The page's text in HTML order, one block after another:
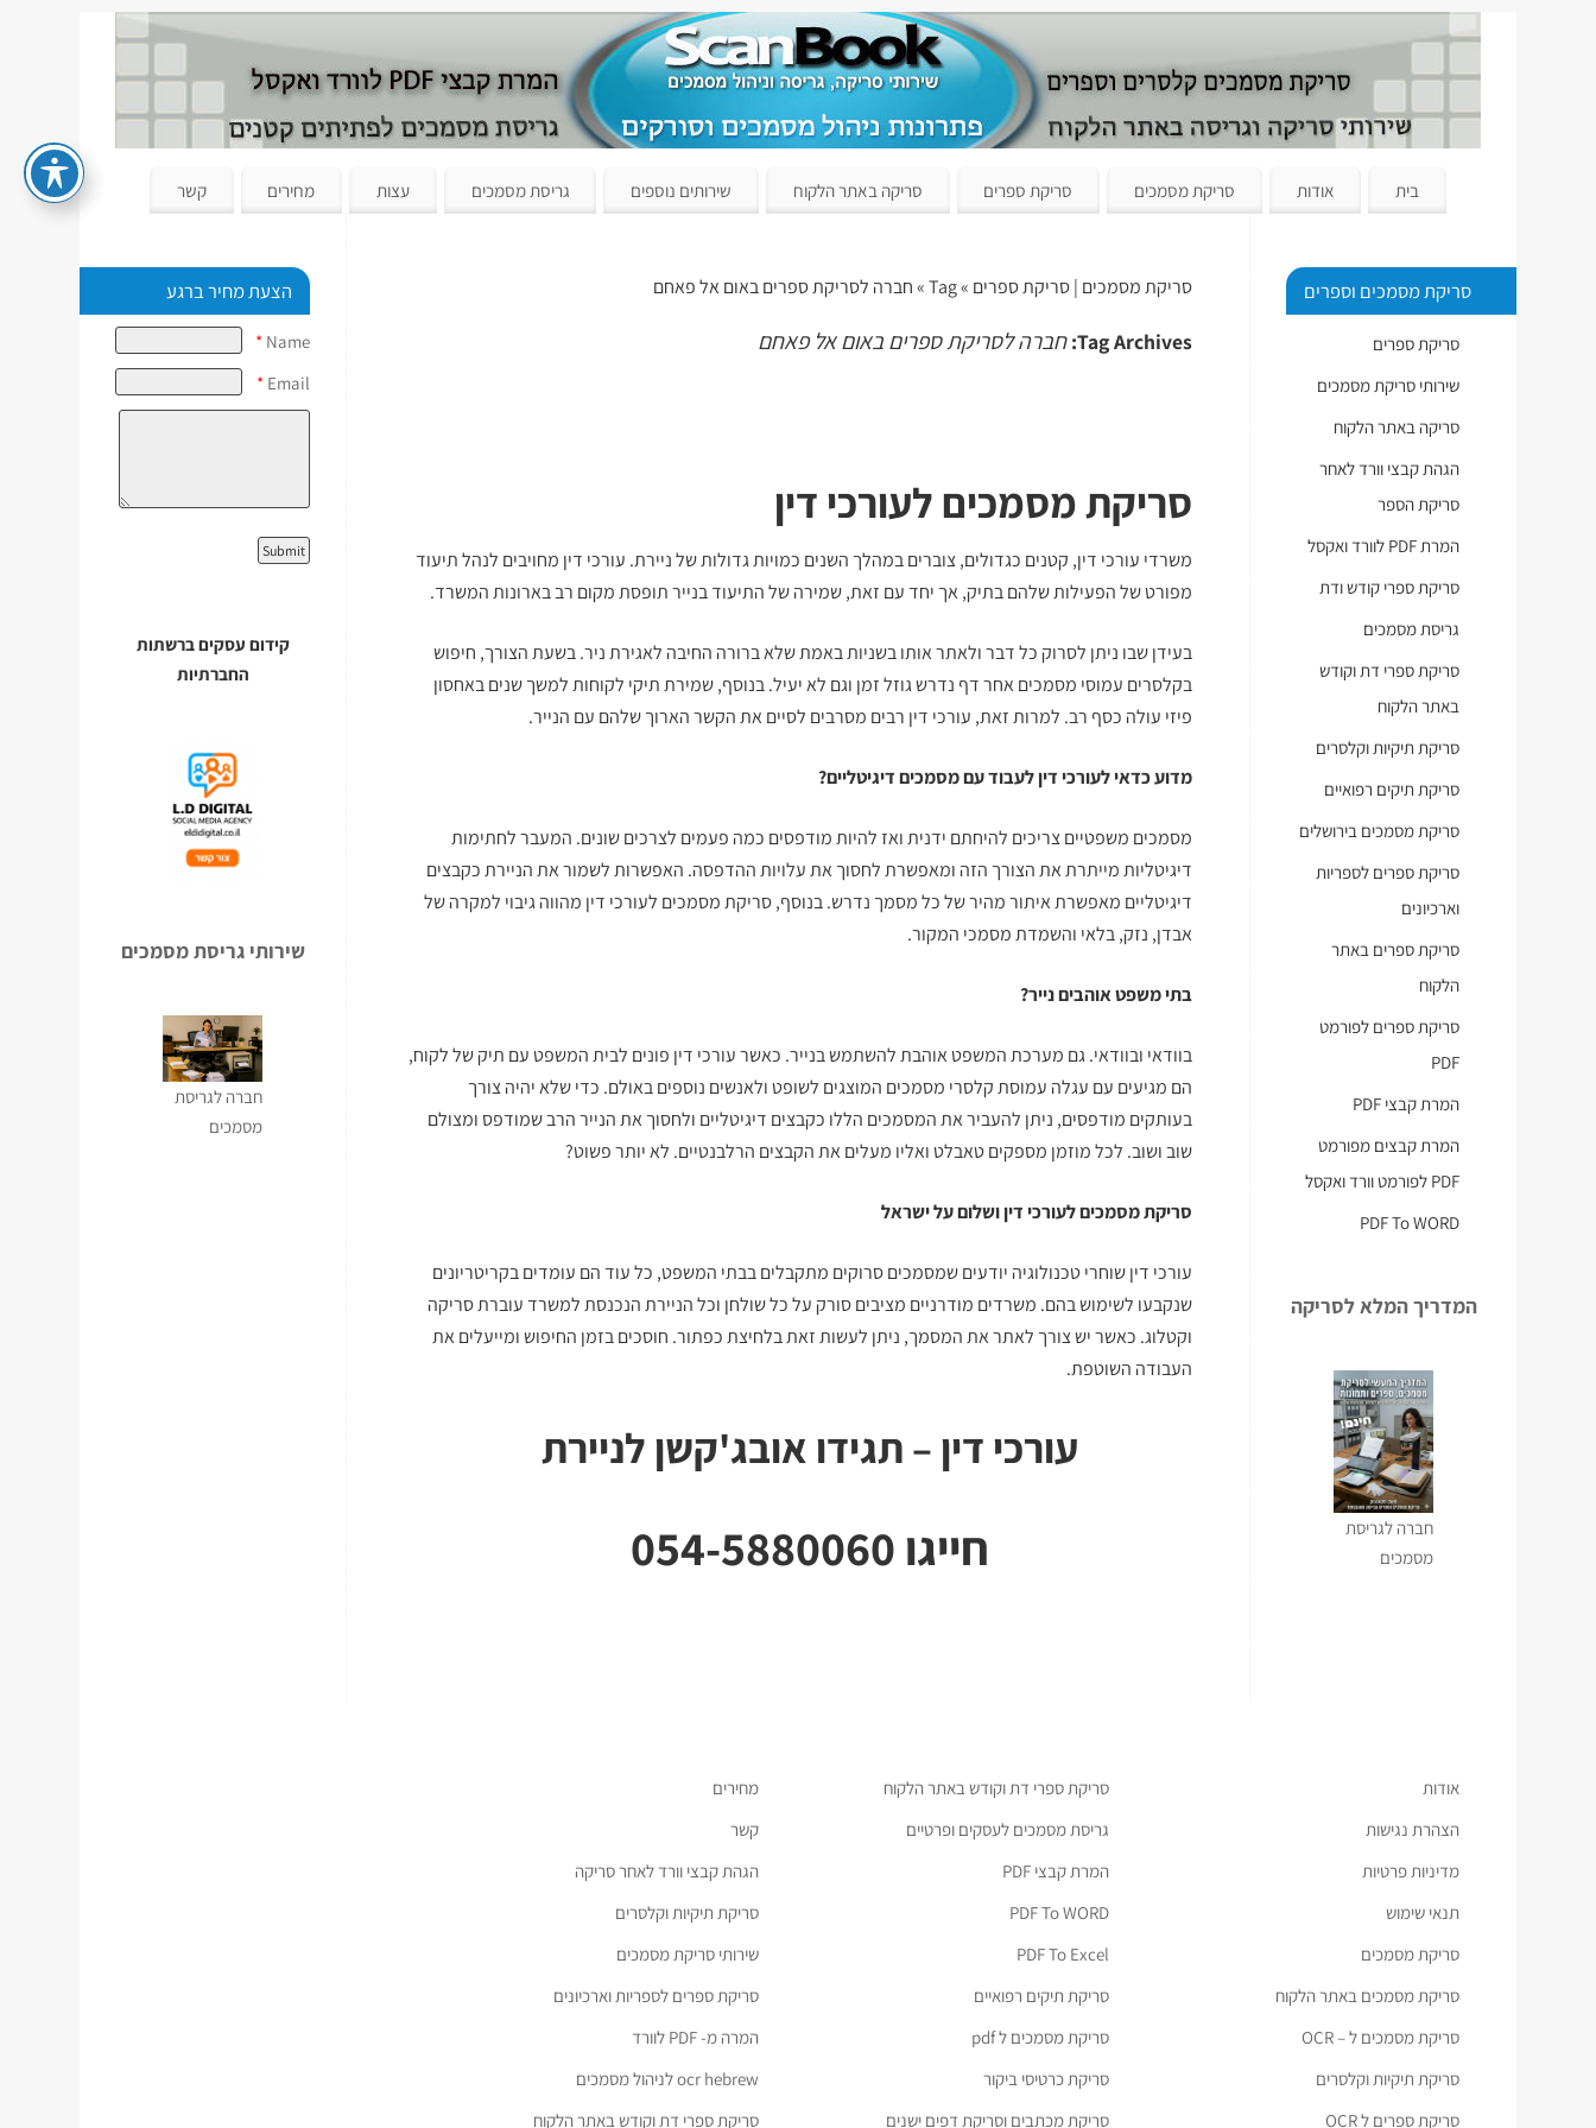
בית אודות סריקת מסמכים סריקת ספרים סריקה באתר הלקוח שירותים נוספים גריסת מסמכים עצות מחירים קשר
סריקת מסמכים | סריקת ספרים » Tag » חברה לסריקת ספרים באום אל פאחם
Tag Archives: חברה לסריקת ספרים באום אל פאחם
סריקת מסמכים לעורכי דין
משרדי עורכי דין, קטנים כגדולים, צוברים במהלך השנים כמויות גדולות של ניירת. עורכי דין מחויבים לנהל תיעוד
מפורט של הפעילות שלהם בתיק, אך יחד עם זאת, שמירה של התיעוד בנייר תופסת מקום רב בארונות המשרד.
בעידן שבו ניתן לסרוק כל דבר ולאתר אותו בשניות באמת שלא ברורה החיבה לאגירת ניר. בשעת הצורך, חיפוש
בקלסרים עמוסי מסמכים אחר דף נדרש גוזל זמן וגם לא יעיל. בנוסף, שמירת תיקי לקוחות למשך שנים באחסון
פיזי עולה כסף רב. למרות זאת, עורכי דין רבים מסרבים לסיים את הקשר הארוך שלהם עם הנייר.
מדוע כדאי לעורכי דין לעבוד עם מסמכים דיגיטליים?
מסמכים משפטיים צריכים להיחתם ידנית ואז להיות מודפסים כמה פעמים לצרכים שונים. המעבר לחתימות
דיגיטליות מייתרת את הצורך הזה ומאפשרת לחסוך את עלויות ההדפסה. האפשרות לשמור את הניירת כקבצים
דיגיטליים מאפשרת איתור מהיר של כל מסמך נדרש. בנוסף,סריקת מסמכים לעורכי דין מהווה גיבוי למקרה של
אבדן, נזק, בלאי והשמדת מסמכי המקור.
בתי משפט אוהבים נייר?
בוודאי ובוודאי. גם מערכת המשפט אוהבת להשתמש בנייר. כאשר עורכי דין פונים לבית המשפט עם תיק של לקוח,
הם מגיעים עם עגלה עמוסת קלסרי מסמכים המוצגים לשופט ולאנשים נוספים באולם. כדי שלא יהיה צורך
בעותקים מודפסים, ניתן להעביר את המסמכים הללו כקבצים דיגיטליים ולחסוך את הנייר הרב שמודפס ומצולם
שוב ושוב. לכל מוזמן מספקים טאבלט ואליו מעלים את הקבצים הרלבנטיים. לא יותר פשוט?
סריקת מסמכים לעורכי דיןושלום על ישראל
עורכי דין שוחרי טכנולוגיה יודעים שמסמכים סרוקים מתקבלים בבתי המשפט, כל עוד הם עומדים בקריטריונים
שנקבעו לשימוש בהם. משרדים מודרניים מציבים סורק על כל שולחן וכל הניירת הנכנסת למשרד עוברת סריקה
וקטלוג. כאשר יש צורך לאתר את המסמך, ניתן לעשות זאת בלחיצת כפתור. חוסכים בזמן החיפוש ומייעלים את
העבודה השוטפת.
עורכי דין – תגידו אובג'קשן לניירת
חייגו 054-5880060
הצעת מחיר ברגע
Name
*
Email
*
קידום עסקים ברשתות
החברתיות
שירותי גריסת מסמכים
חברה לגריסת
מסמכים
סריקת מסמכים וספרים
סריקת ספרים
שירותי סריקת מסמכים
סריקה באתר הלקוח
הגהת קבצי וורד לאחר
סריקת הספר
המרת PDF לוורד ואקסל
סריקת ספרי קודש ודת
גריסת מסמכים
סריקת ספרי דת וקודש
באתר הלקוח
סריקת תיקיות וקלסרים
סריקת תיקים רפואיים
סריקת מסמכים בירושלים
סריקת ספרים לספריות
וארכיונים
סריקת ספרים באתר
הלקוח
סריקת ספרים לפורמט
PDF
המרת קבצי PDF
המרת קבצים מפורמט
PDF לפורמט וורד ואקסל
PDF To WORD
המדריך המלא לסריקה
חברה לגריסת
מסמכים
אודות
הצהרת נגישות
מדיניות פרטיות
תנאי שימוש
סריקת מסמכים
סריקת מסמכים באתר הלקוח
סריקת מסמכים ל – OCR
סריקת תיקיות וקלסרים
סריקת ספרים ל OCR
סריקת ספרי דת וקודש באתר הלקוח
גריסת מסמכים לעסקים ופרטיים
המרת קבצי PDF
PDF To WORD
PDF To Excel
סריקת תיקים רפואיים
סריקת מסמכים ל pdf
סריקת כרטיסי ביקור
סריקת מכתבים וסריקת דפים ישנים
מחירים
קשר
הגהת קבצי וורד לאחר סריקה
סריקת תיקיות וקלסרים
שירותי סריקת מסמכים
סריקת ספרים לספריות וארכיונים
המרה מ- PDF לוורד
ocr hebrew לניהול מסמכים
סריקת ספרי דת וקודש באתר הלקוח